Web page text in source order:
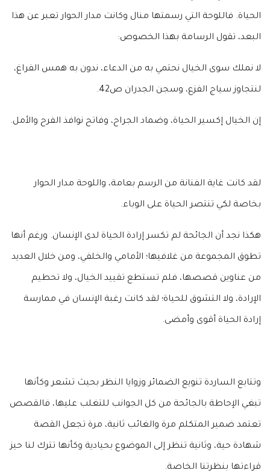
الحياة. فاللوحة التي رسمتها منال وكانت مدار الحوار تعبر عن هذا
البعد، تقول الرسامة بهذا الخصوص:
لا نملك سوى الخيال نحتمي به من الدعاء، ندون به همس الفراغ،
لنتجاوز سياج الفزع، وسجن الجدران ص42.
إن الخيال إكسير الحياة، وضماد الجراح، وفاتح نوافذ الفرح والأمل.
لقد كانت غاية الفنانة من الرسم بعامة، واللوحة مدار الحوار
بخاصة لكي تنتصر الحياة على الوباء.
هكذا نجد أن الجائحة لم تكسر إرادة الحياة لدى الإنسان. ورغم أنها
تطوق المجموعة من غلافيها؛ الأمامي والخلفي، ومن خلال العديد
من عناوين قصصها، فلم تستطع تقييد الخيال، ولا تحطيم
الإرادة، ولا التشوق للحياة؛ لقد كانت رغبة الإنسان في ممارسة
إرادة الحياة أقوى وأمضى.
وتتابع الساردة تنويع الضمائر وزوايا النظر بحيث تشعر وكأنها
تبغي الإحاطة بالجائحة من كل الجوانب للتغلب عليها، فالقصص
تعتمد ضمير المتكلم مرة والغائب ثانية، مرة تجعل القصة
شهادة حية، وثانية تنظر إلى الموضوع بحيادية وكأنها تترك لنا حيز
قراءتها بنظرتنا الخاصة.